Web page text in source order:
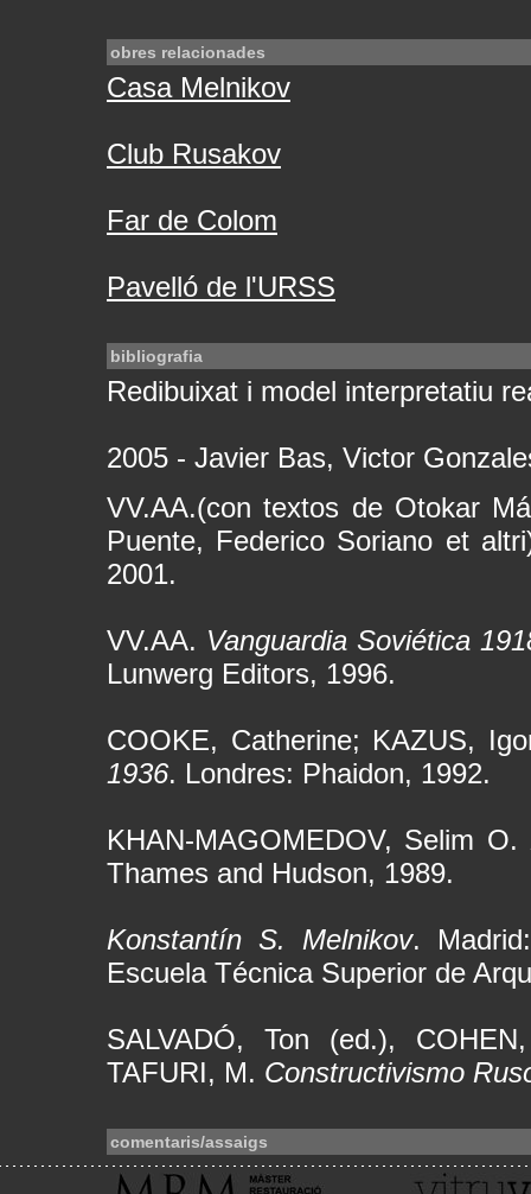
obres relacionades
Casa Melnikov
Club Rusakov
Far de Colom
Pavelló de l'URSS
bibliografia
Redibuixat i model interpretatiu
2005 - Javier Bas, Victor
VV.AA.(con textos de Otokar
Puente, Federico Soriano et
2001.
VV.AA. Vanguardia Soviética
Lunwerg Editors, 1996.
COOKE, Catherine; KAZUS,
1936. Londres: Phaidon, 1992.
KHAN-MAGOMEDOV, Selim O.
Thames and Hudson, 1989.
Konstantín S. Melnikov.
Escuela Técnica Superior de
SALVADÓ, Ton (ed.),
TAFURI, M. Constructivismo
comentaris/assaigs